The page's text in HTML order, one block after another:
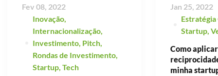
Fev 08, 2022
Inovação,
Internacionalização,
Investimento, Pitch,
Rondas de Investimento,
Startup, Tech
Jan 25, 2022
Startup,
Como
minha